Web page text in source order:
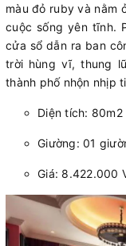
màu đỏ ruby và nằm
cuộc sống yên tĩnh.
cửa sổ dẫn ra ban
trời hùng vĩ, thung
thành phố nhộn nhịp
Diện tích: 80m2
Giường: 01
Giá: 8.422.000